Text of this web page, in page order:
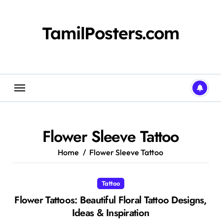
TamilPosters.com
Flower Sleeve Tattoo
Home Flower Sleeve Tattoo
Tattoo
Flower Tattoos: Beautiful Floral Tattoo Designs,
Ideas & Inspiration